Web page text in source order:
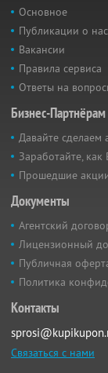
Основное
Публикации о нас
Вакансии
Правила сервиса
Ответы на
Бизнес-Партнёрам
Давайте сделаем
Заработайте, как
Прошедшие
Документы
Агентский
Лицензионный
Публичная
Политика
Контакты
Связаться с нами